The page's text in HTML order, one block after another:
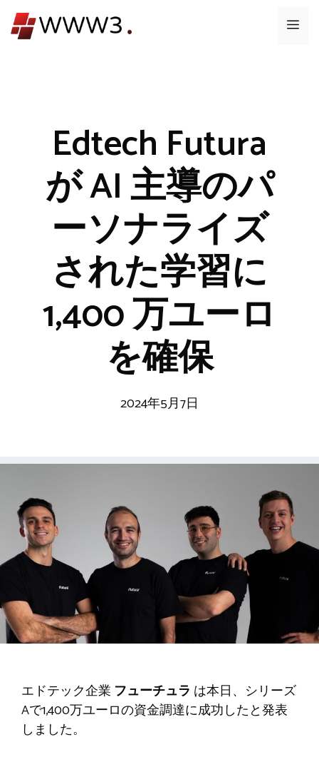
ン
メ
Edtech Futura
が AI 主導のパ
ーソナライズ
された学習に
1,400 万ユーロ
を確保
2024年5月7日
エドテック企業 フューチュラ は本日、シリーズ
Aで1,400万ユーロの資金調達に成功したと発表
しました。